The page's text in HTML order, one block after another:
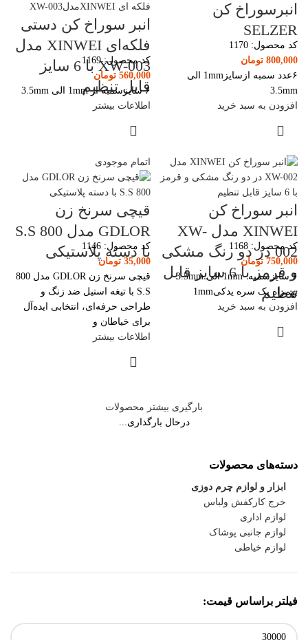
دسته‌های محصولات
ابزار و لوازم چرم دوزی
خرج کارکفش ولباس
لوازم اداری
لوازم جانبی پوشاک
لوازم خیاطی
فیلتر براساس قیمت:
انبرسوراخ کن
SELZER
کد محصول: 1170
800,000 تومان
۶عدد سمبه ازسایز1mm الی
3.5mm
افزودن به سبد خرید
انبر سوراخ کن دستی
فلکه‌ای XINWEI مدل
XW-003 با 6 سایز
قابل تنظیم
کد محصول:1169
560,000 تومان
۶ سایزسمبه از 1mm الی 3.5mm
اطلاعات بیشتر
انبر سوراخ کن
XINWEI مدل XW-
002 در دو رنگ مشکی
و قرمز با 6 سایز قابل
تنظیم
کد محصول: 1168
750,000 تومان
۶ سایزسمبه 1mm الی 3.5mm
بهمراه یک سره یدکی1mm
افزودن به سبد خرید
اتمام موجودی
قیچی سرنخ زن
GDLOR مدل 800 S.S
با دسته پلاستیکی
کد محصول: 1146
35,000 تومان
قیچی سرنخ زن GDLOR مدل 800
S.S با تیغه استیل ضد زنگ و
طراحی حرفه‌ای، انتخابی ایده‌آل
برای خیاطان و
اطلاعات بیشتر
بارگیری بیشتر محصولات
درحال بارگذاری...